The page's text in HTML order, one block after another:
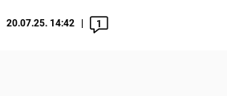
20.07.25. 14:42 1